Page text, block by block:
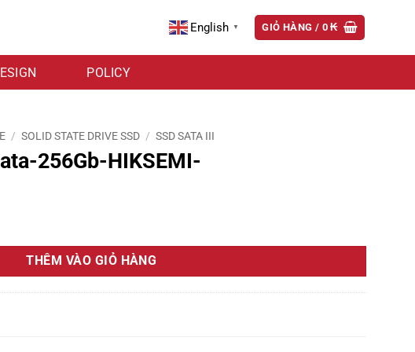
English ▼ GIỎ HÀNG / 0₭
POLICY
/ SOLID STATE DRIVE SSD / SSD SATA III
256Gb-HIKSEMI-
số lượng
THÊM VÀO GIỎ HÀNG